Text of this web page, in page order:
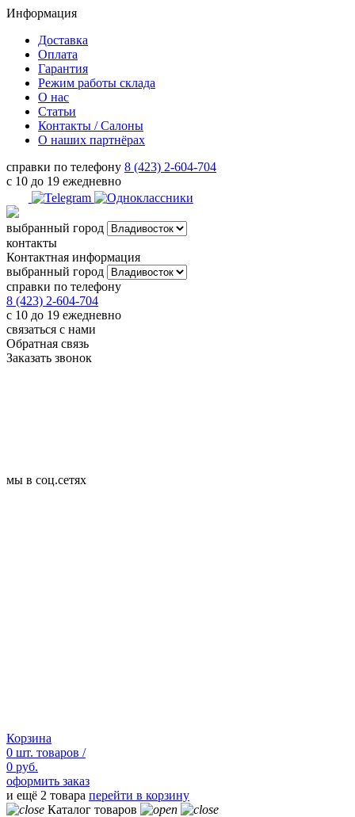
Информация
Доставка
Оплата
Гарантия
Режим работы склада
О нас
Статьи
Контакты / Салоны
О наших партнёрах
справки по телефону 8 (423) 2-604-704
с 10 до 19 ежедневно
выбранный город
контакты
Контактная информация
выбранный город
справки по телефону
8 (423) 2-604-704
с 10 до 19 ежедневно
связаться с нами
Обратная связь
Заказать звонок
мы в соц.сетях
Корзина
0 шт. товаров /
0 руб.
оформить заказ
и ещё 2 товара перейти в корзину
Каталог товаров